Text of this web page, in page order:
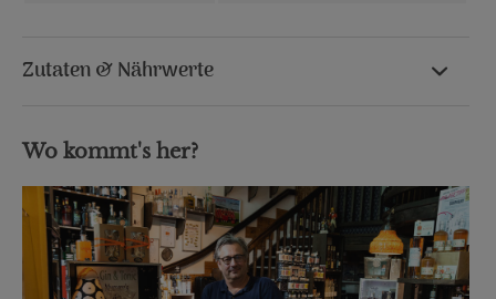
Zutaten & Nährwerte
Wo kommt's her?